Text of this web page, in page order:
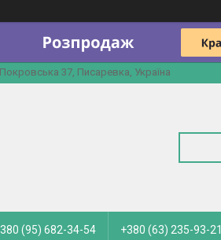
Покровська 37, Писаревка, Україна
(95) 682-34-54 +380 (63) 235-93-21